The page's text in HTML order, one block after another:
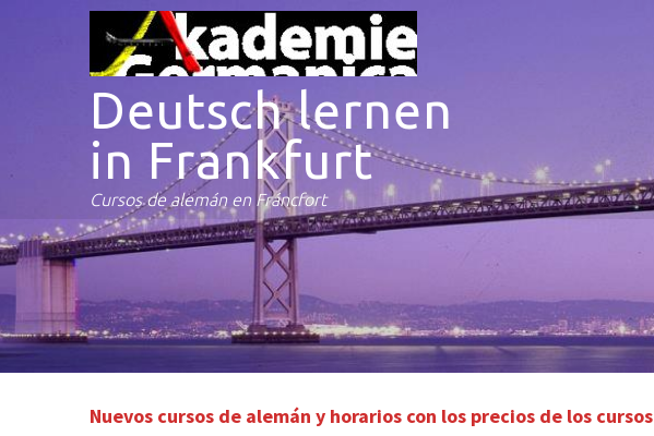
Deutsch lernen
in Frankfurt
Cursos de alemán en Fráncfort
Nuevos cursos de alemán y horarios con los precios de los cursos